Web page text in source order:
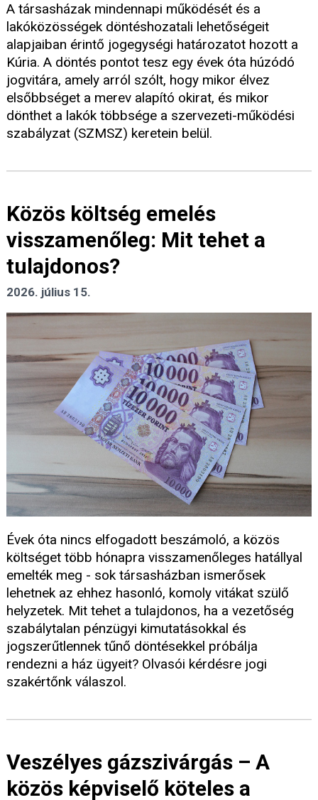
A társasházak mindennapi működését és a
lakóközösségek döntéshozatali lehetőségeit
alapjaiban érintő jogegységi határozatot hozott a
Kúria. A döntés pontot tesz egy évek óta húzódó
jogvitára, amely arról szólt, hogy mikor élvez
elsőbbséget a merev alapító okirat, és mikor
dönthet a lakók többsége a szervezeti-működési
szabályzat (SZMSZ) keretein belül.
Közös költség emelés
visszamenőleg: Mit tehet a
tulajdonos?
2026. július 15.
Évek óta nincs elfogadott beszámoló, a közös
költséget több hónapra visszamenőleges hatállyal
emelték meg - sok társasházban ismerősek
lehetnek az ehhez hasonló, komoly vitákat szülő
helyzetek. Mit tehet a tulajdonos, ha a vezetőség
szabálytalan pénzügyi kimutatásokkal és
jogszerűtlennek tűnő döntésekkel próbálja
rendezni a ház ügyeit? Olvasói kérdésre jogi
szakértőnk válaszol.
Veszélyes gázszivárgás – A
közös képviselő köteles a